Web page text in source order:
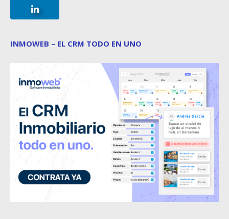
INMOWEB – EL CRM TODO EN UNO